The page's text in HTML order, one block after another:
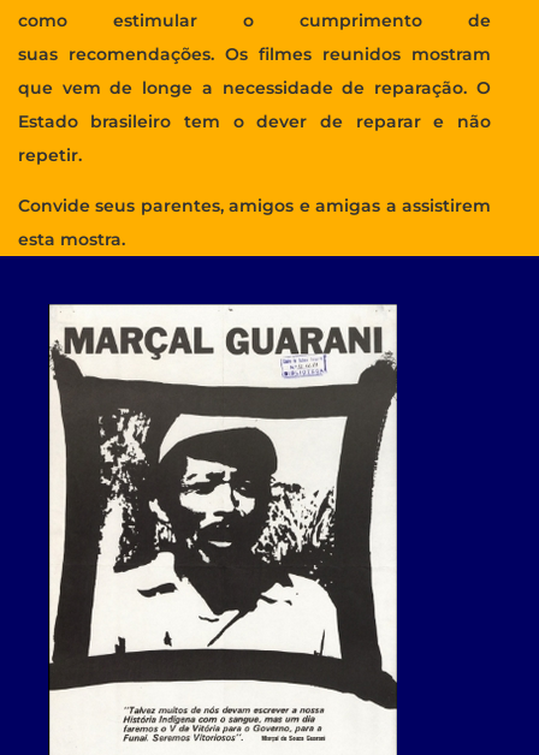
como estimular o cumprimento de
suas recomendações. Os filmes reunidos mostram
que vem de longe a necessidade de reparação. O
Estado brasileiro tem o dever de reparar e não
repetir.
Convide seus parentes, amigos e amigas a assistirem
esta mostra.